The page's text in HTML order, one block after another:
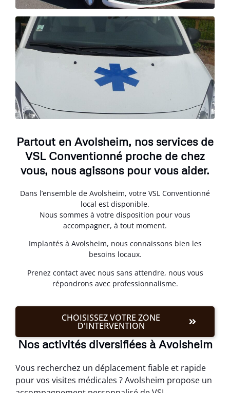
Partout en Avolsheim, nos services de
VSL Conventionné proche de chez
vous, nous agissons pour vous aider.
Dans l’ensemble de Avolsheim, votre VSL Conventionné
local est disponible.
Nous sommes à votre disposition pour vous
accompagner, à tout moment.
Implantés à Avolsheim, nous connaissons bien les
besoins locaux.
Prenez contact avec nous sans attendre, nous vous
répondrons avec professionnalisme.
CHOISISSEZ VOTRE ZONE
D'INTERVENTION
Nos activités diversifiées à Avolsheim
Vous recherchez un déplacement fiable et rapide
pour vos visites médicales ? Avolsheim propose un